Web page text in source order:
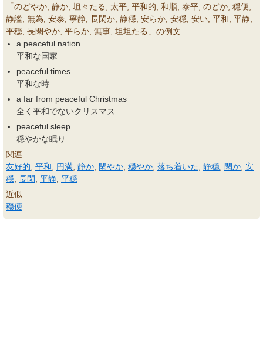
「のどやか, 静か, 坦々たる, 太平, 平和的, 和順, 泰平, のどか, 穏便,
静謐, 無為, 安泰, 寧静, 長閑か, 静穏, 安らか, 安穏, 安い, 平和, 平静,
平穏, 長閑やか, 平らか, 無事, 坦坦たる」の例文
a peaceful nation
平和な国家
peaceful times
平和な時
a far from peaceful Christmas
全く平和でないクリスマス
peaceful sleep
穏やかな眠り
関連
友好的 平和 円満 静か 閑やか 穏やか 落ち着いた 静穏 閑か 安
穏 長閑 平静 平穏
近似
穏便